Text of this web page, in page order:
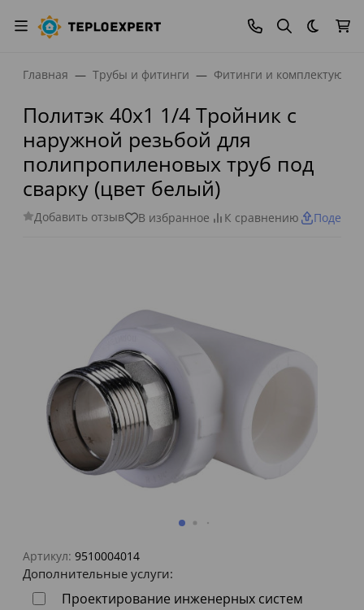
Темная
Главная Трубы и фитинги Фитинги и
Политэк 40x1 1/4 Тройник с
наружной резьбой для
полипропиленовых труб под
сварку (цвет белый)
Добавить отзыв В избранное К сравнению
Артикул: 9510004014
Дополнительные услуги:
Проектирование инженерных систем